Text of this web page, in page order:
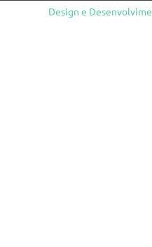
Design e